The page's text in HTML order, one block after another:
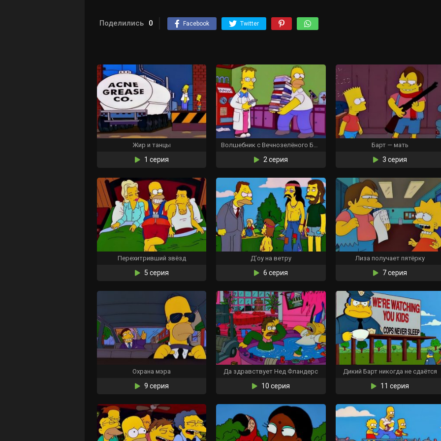
Поделились 0 Facebook Twitter
Жир и танцы
1 серия 2 серия
Барт — мать
3 серия
Перехитривший звёзд
5 серия
Д’оу на ветру
6 серия
Лиза получает пятёрку
7 серия
Охрана мэра
9 серия
Да здравствует Нед Фландерс
10 серия
Дикий Барт никогда не сдаётся
11 серия